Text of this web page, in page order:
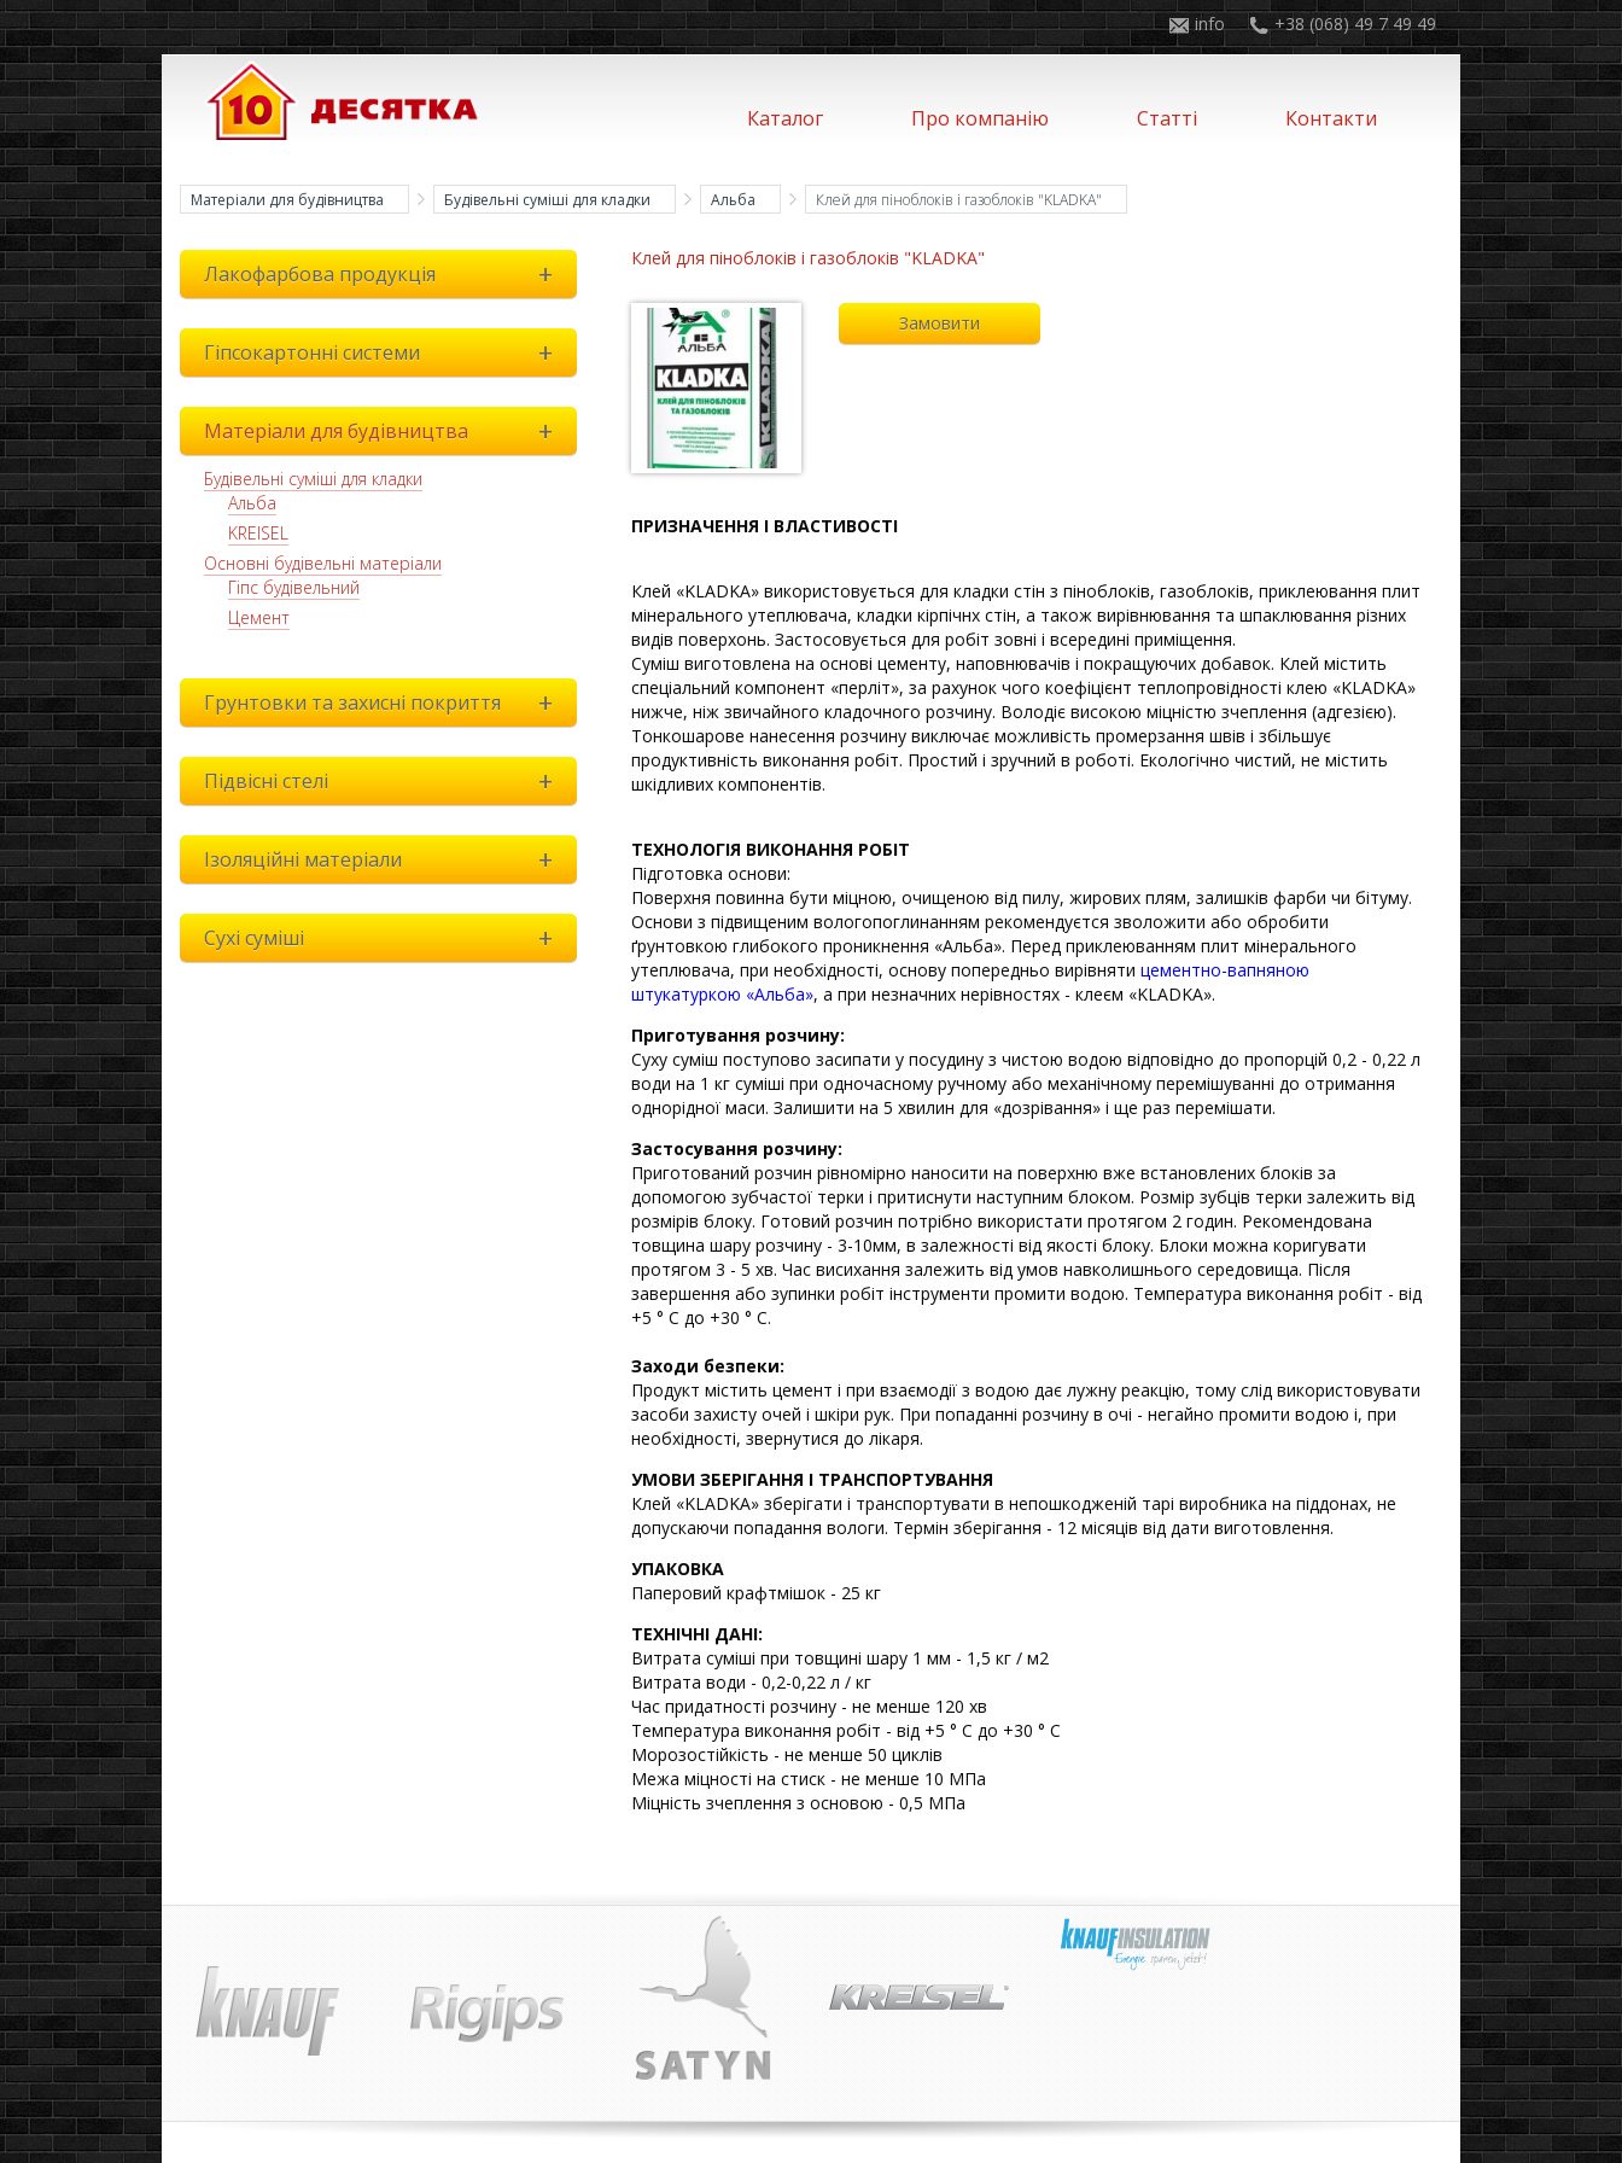
+38 (068) 49 7 49 49
info
Каталог Про компанію Статті Контакти
Матеріали для будівництва Будівельні суміші для кладки Альба Клей для піноблоків і газоблоків "KLADKA"
Лакофарбова продукція +
Гіпсокартонні системи +
Матеріали для будівництва +
Будівельні суміші для кладки
Альба
KREISEL
Основні будівельні матеріали
Гіпс будівельний
Цемент
Грунтовки та захисні покриття +
Підвісні стелі +
Ізоляційні матеріали +
Сухі суміші +
Клей для піноблоків і газоблоків "KLADKA"
Замовити
ПРИЗНАЧЕННЯ І ВЛАСТИВОСТІ
Клей «KLADKA» використовується для кладки стін з піноблоків, газоблоків, приклеювання плит
мінерального утеплювача, кладки кірпічнх стін, а також вирівнювання та шпаклювання різних
видів поверхонь. Застосовується для робіт зовні і всередині приміщення.
Суміш виготовлена ​​на основі цементу, наповнювачів і покращуючих добавок. Клей містить
спеціальний компонент «перліт», за рахунок чого коефіцієнт теплопровідності клею «KLADKA»
нижче, ніж звичайного кладочного розчину. Володіє високою міцністю зчеплення (адгезією).
Тонкошарове нанесення розчину виключає можливість промерзання швів і збільшує
продуктивність виконання робіт. Простий і зручний в роботі. Екологічно чистий, не містить
шкідливих компонентів.
ТЕХНОЛОГІЯ ВИКОНАННЯ РОБІТ
Підготовка основи:
Поверхня повинна бути міцною, очищеною від пилу, жирових плям, залишків фарби чи бітуму.
Основи з підвищеним вологопоглинанням рекомендуєтся зволожити або обробити
ґрунтовкою глибокого проникнення «Альба». Перед приклеюванням плит мінерального
утеплювача, при необхідності, основу попередньо вирівняти цементно-вапняною
штукатуркою «Альба», а при незначних нерівностях - клеєм «KLADKA».
Приготування розчину:
Суху суміш поступово засипати у посудину з чистою водою відповідно до пропорцій 0,2 - 0,22 л
води на 1 кг суміші при одночасному ручному або механічному перемішуванні до отримання
однорідної маси. Залишити на 5 хвилин для «дозрівання» і ще раз перемішати.
Застосування розчину:
Приготований розчин рівномірно наносити на поверхню вже встановлених блоків за
допомогою зубчастої терки і притиснути наступним блоком. Розмір зубців терки залежить від
розмірів блоку. Готовий розчин потрібно використати протягом 2 годин. Рекомендована
товщина шару розчину - 3-10мм, в залежності від якості блоку. Блоки можна коригувати
протягом 3 - 5 хв. Час висихання залежить від умов навколишнього середовища. Після
завершення або зупинки робіт інструменти промити водою. Температура виконання робіт - від
+5 ° С до +30 ° С.
Заходи безпеки:
Продукт містить цемент і при взаємодії з водою дає лужну реакцію, тому слід використовувати
засоби захисту очей і шкіри рук. При попаданні розчину в очі - негайно промити водою і, при
необхідності, звернутися до лікаря.
УМОВИ ЗБЕРІГАННЯ І ТРАНСПОРТУВАННЯ
Клей «KLADKA» зберігати і транспортувати в непошкодженій тарі виробника на піддонах, не
допускаючи попадання вологи. Термін зберігання - 12 місяців від дати виготовлення.
УПАКОВКА
Паперовий крафтмішок - 25 кг
ТЕХНІЧНІ ДАНІ:
Витрата суміші при товщині шару 1 мм - 1,5 кг / м2
Витрата води - 0,2-0,22 л / кг
Час придатності розчину - не менше 120 хв
Температура виконання робіт - від +5 ° С до +30 ° С
Морозостійкість - не менше 50 циклів
Межа міцності на стиск - не менше 10 МПа
Міцність зчеплення з основою - 0,5 МПа